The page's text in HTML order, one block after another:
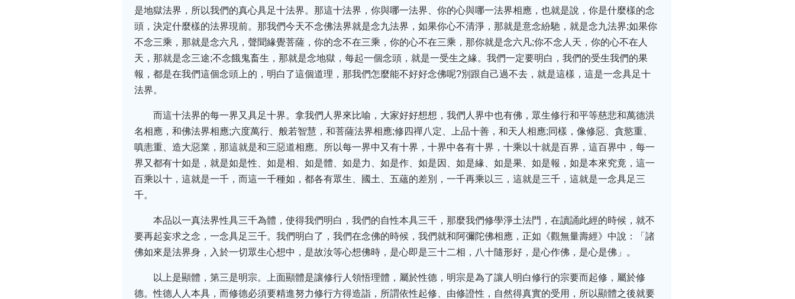
是地獄法界，所以我們的真心具足十法界。那這十法界，你與哪一法界、你的心與哪一法界相應，也就是說，你是什麼樣的念
頭，決定什麼樣的法界現前。那我們今天不念佛法界就是念九法界，如果你心不清淨，那就是意念紛馳，就是念九法界;如果你
不念三乘，那就是念六凡，聲聞緣覺菩薩，你的念不在三乘，你的心不在三乘，那你就是念六凡;你不念人天，你的心不在人
天，那就是念三途;不念餓鬼畜生，那就是念地獄，每起一個念頭，就是一受生之緣。我們一定要明白，我們的受生我們的果
報，都是在我們這個念頭上的，明白了這個道理，那我們怎麼能不好好念佛呢?別跟自己過不去，就是這樣，這是一念具足十
法界。
而這十法界的每一界又具足十界。拿我們人界來比喻，大家好好想想，我們人界中也有佛，眾生修行和平等慈悲和萬德洪
名相應，和佛法界相應;六度萬行、般若智慧，和菩薩法界相應;修四禪八定、上品十善，和天人相應;同樣，像修惡、貪慾重、
嗔恚重、造大惡業，那這就是和三惡道相應。所以每一界中又有十界，十界中各有十界，十乘以十就是百界，這百界中，每一
界又都有十如是，就是如是性、如是相、如是體、如是力、如是作、如是因、如是緣、如是果、如是報，如是本來究竟，這一
百乘以十，這就是一千，而這一千種如，都各有眾生、國土、五蘊的差別，一千再乘以三，這就是三千，這就是一念具足三
千。
本品以一真法界性具三千為體，使得我們明白，我們的自性本具三千，那麼我們修學淨土法門，在讀誦此經的時候，就不
要再起妄求之念，一念具足三千。我們明白了，我們在念佛的時候，我們就和阿彌陀佛相應，正如《觀無量壽經》中說：「諸
佛如來是法界身，入於一切眾生心想中，是故汝等心想佛時，是心即是三十二相，八十隨形好，是心作佛，是心是佛」。
以上是顯體，第三是明宗。上面顯體是讓修行人領悟理體，屬於性德，明宗是為了讓人明白修行的宗要而起修，屬於修
德。性德人人本具，而修德必須要精進努力修行方得造詣，所謂依性起修、由修證性，自然得真實的受用，所以顯體之後就要